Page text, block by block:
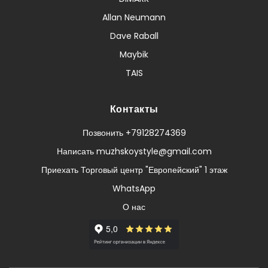
Allan Neumann
Dave Raball
Maybik
TAIS
Контакты
Позвонить +79128274369
Написать muzhskoystyle@gmail.com
Приехать Торговый центр "Европейский" 1 этаж
WhatsApp
О нас